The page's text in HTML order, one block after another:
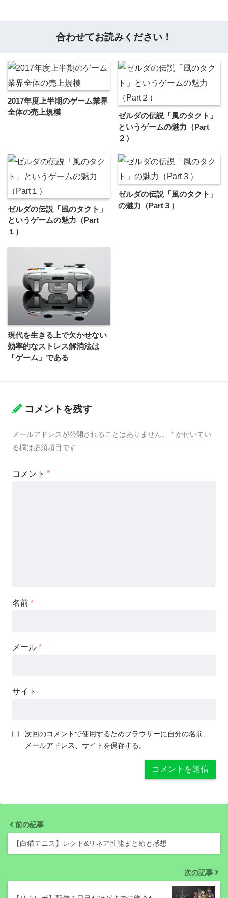
合わせてお読みください！
2017年度上半期のゲーム業界
全体の売上規模
ゼルダの伝説「風のタクト」
というゲームの魅力（Part
２）
ゼルダの伝説「風のタクト」
というゲームの魅力（Part
１）
ゼルダの伝説「風のタクト」
の魅力（Part３）
現代を生きる上で欠かせない
効率的なストレス解消法は
「ゲーム」である
コメントを残す
メールアドレスが公開されることはありません。 * が付いてい
る欄は必須項目です
コメント *
名前 *
メール *
サイト
次回のコメントで使用するためブラウザーに自分の名前、
メールアドレス、サイトを保存する。
前の記事
【白猫テニス】レクト&リネア性能まとめと感想
次の記事